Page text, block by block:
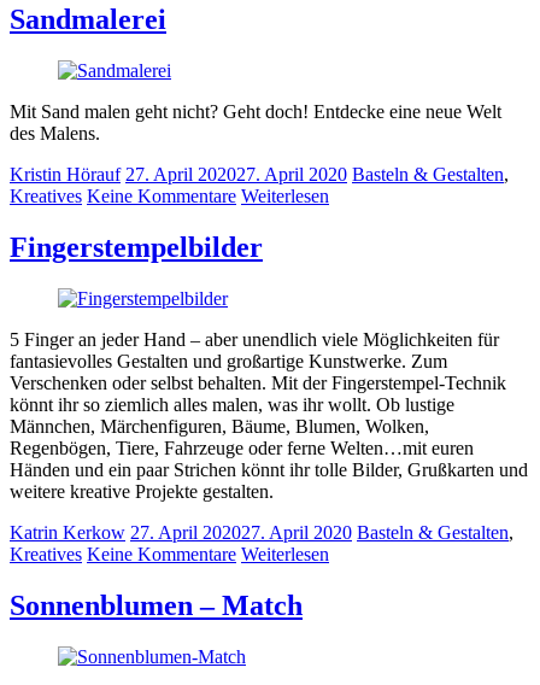
Sandmalerei
Mit Sand malen geht nicht? Geht doch! Entdecke eine neue Welt
des Malens.
Kristin Hörauf 27. April 202027. April 2020 Basteln & Gestalten,
Kreatives Keine Kommentare Weiterlesen
Fingerstempelbilder
5 Finger an jeder Hand – aber unendlich viele Möglichkeiten für
fantasievolles Gestalten und großartige Kunstwerke. Zum
Verschenken oder selbst behalten. Mit der Fingerstempel-Technik
könnt ihr so ziemlich alles malen, was ihr wollt. Ob lustige
Männchen, Märchenfiguren, Bäume, Blumen, Wolken,
Regenbögen, Tiere, Fahrzeuge oder ferne Welten…mit euren
Händen und ein paar Strichen könnt ihr tolle Bilder, Grußkarten und
weitere kreative Projekte gestalten.
Katrin Kerkow 27. April 202027. April 2020 Basteln & Gestalten,
Kreatives Keine Kommentare Weiterlesen
Sonnenblumen – Match